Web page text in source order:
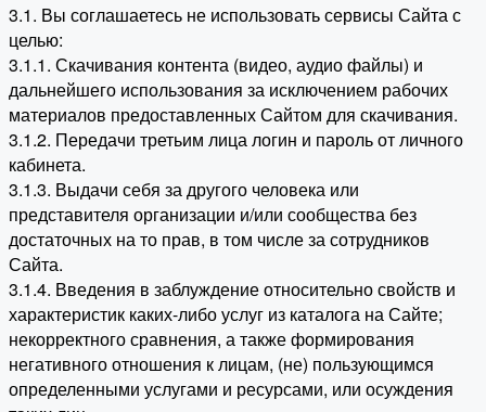
3.1. Вы соглашаетесь не использовать сервисы Сайта с
целью:
3.1.1. Скачивания контента (видео, аудио файлы) и
дальнейшего использования за исключением рабочих
материалов предоставленных Сайтом для скачивания.
3.1.2. Передачи третьим лица логин и пароль от личного
кабинета.
3.1.3. Выдачи себя за другого человека или
представителя организации и/или сообщества без
достаточных на то прав, в том числе за сотрудников
Сайта.
3.1.4. Введения в заблуждение относительно свойств и
характеристик каких-либо услуг из каталога на Сайте;
некорректного сравнения, а также формирования
негативного отношения к лицам, (не) пользующимся
определенными услугами и ресурсами, или осуждения